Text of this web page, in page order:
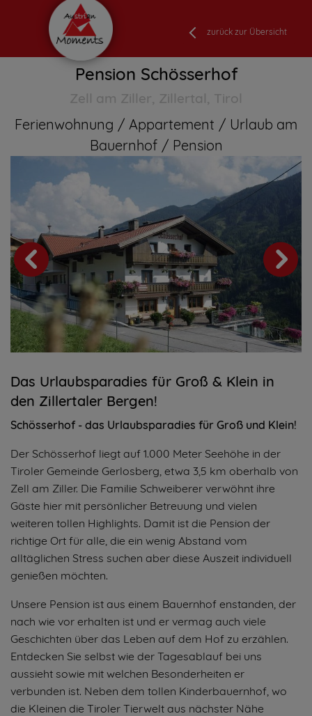
zurück zur Übersicht
Pension Schösserhof
Zell am Ziller, Zillertal, Tirol
Ferienwohnung Appartement
Urlaub am
Bauernhof
Pension
Das Urlaubsparadies für Groß & Klein in
den Zillertaler Bergen!
Schösserhof - das Urlaubsparadies für Groß und Klein!
Der Schösserhof liegt auf 1.000 Meter Seehöhe in der
Tiroler Gemeinde Gerlosberg, etwa 3,5 km oberhalb von
Zell am Ziller. Die Familie Schweiberer verwöhnt ihre
Gäste hier mit persönlicher Betreuung und vielen
weiteren tollen Highlights. Damit ist die Pension der
richtige Ort für alle, die ein wenig Abstand vom
alltäglichen Stress suchen aber diese Auszeit individuell
genießen möchten.
Unsere Pension ist aus einem Bauernhof enstanden, der
nach wie vor erhalten ist und er vermag auch viele
Geschichten über das Leben auf dem Hof zu erzählen.
Entdecken Sie selbst wie der Tagesablauf bei uns
aussieht sowie mit welchen Besonderheiten er
verbunden ist. Neben dem tollen Kinderbauernhof, wo
die Kleinen die Tiroler Tierwelt aus nächster Nähe